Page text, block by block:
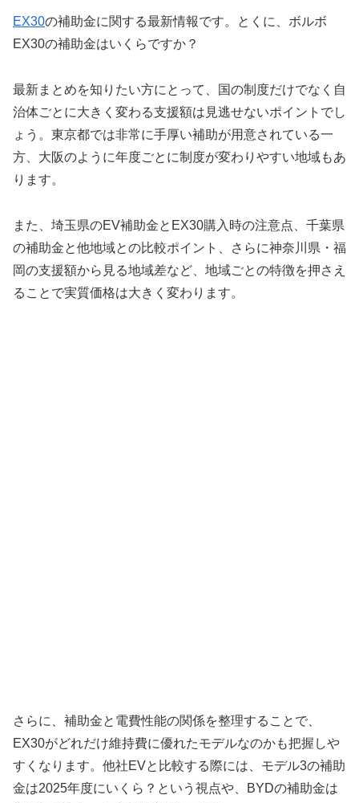
EX30の補助金に関する最新情報です。とくに、ボルボ
EX30の補助金はいくらですか？
最新まとめを知りたい方にとって、国の制度だけでなく自
治体ごとに大きく変わる支援額は見逃せないポイントでし
ょう。東京都では非常に手厚い補助が用意されている一
方、大阪のように年度ごとに制度が変わりやすい地域もあ
ります。
また、埼玉県のEV補助金とEX30購入時の注意点、千葉県
の補助金と他地域との比較ポイント、さらに神奈川県・福
岡の支援額から見る地域差など、地域ごとの特徴を押さえ
ることで実質価格は大きく変わります。
さらに、補助金と電費性能の関係を整理することで、
EX30がどれだけ維持費に優れたモデルなのかも把握しや
すくなります。他社EVと比較する際には、モデル3の補助
金は2025年度にいくら？という視点や、BYDの補助金は